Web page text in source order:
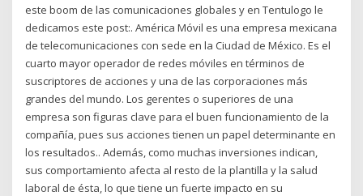
este boom de las comunicaciones globales y en Tentulogo le
dedicamos este post:. América Móvil es una empresa mexicana
de telecomunicaciones con sede en la Ciudad de México. Es el
cuarto mayor operador de redes móviles en términos de
suscriptores de acciones y una de las corporaciones más
grandes del mundo. Los gerentes o superiores de una
empresa son figuras clave para el buen funcionamiento de la
compañía, pues sus acciones tienen un papel determinante en
los resultados.. Además, como muchas inversiones indican,
sus comportamiento afecta al resto de la plantilla y la salud
laboral de ésta, lo que tiene un fuerte impacto en su